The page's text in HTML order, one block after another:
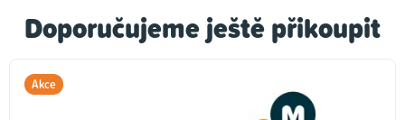
Doporučujeme ještě přikoupit
Akce